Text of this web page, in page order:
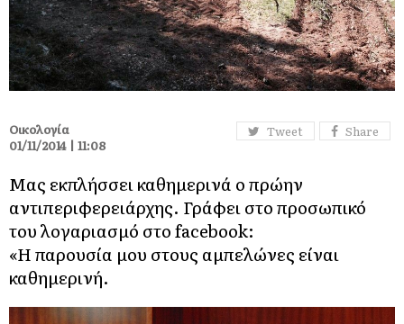
Tweet Share
Οικολογία
01/11/2014 | 11:08
Μας εκπλήσσει καθημερινά ο πρώην
αντιπεριφερειάρχης. Γράφει στο προσωπικό
του λογαριασμό στο facebook:
«Η παρουσία μου στους αμπελώνες είναι
καθημερινή.